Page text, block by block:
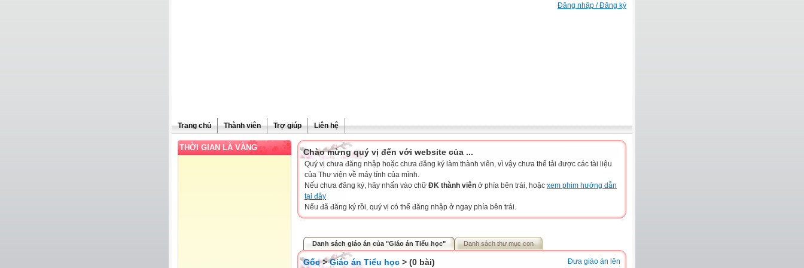
Đăng nhập / Đăng ký
Trang chủ Thành viên Trợ giúp Liên hệ
THỜI GIAN LÀ VÀNG Chào mừng quý vị đến với website của ...
Quý vị chưa đăng nhập hoặc chưa đăng ký làm thành viên, vì vậy chưa thể tải được các tài liệu
của Thư viện về máy tính của mình.
Nếu chưa đăng ký, hãy nhấn vào chữ ĐK thành viên ở phía bên trái, hoặc xem phim hướng dẫn
tại đây
Nếu đã đăng ký rồi, quý vị có thể đăng nhập ở ngay phía bên trái.
Danh sách giáo án của "Giáo án Tiểu học" Danh sách thư mục con
Đưa giáo án lên
Gốc>Giáo án Tiểu học > (0 bài)